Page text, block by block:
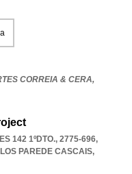
CORREIA & CERA,
142 1ºDTO., 2775-696,
PAREDE CASCAIS,